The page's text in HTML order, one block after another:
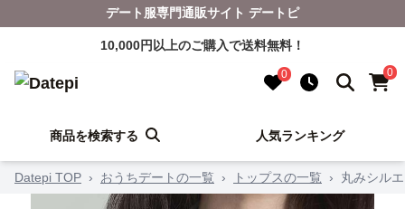
デート服専門通販サイト デートピ
10,000円以上のご購入で送料無料！
0 0
商品を検索する 人気ランキング
Datepi TOP › おうちデートの一覧 › トップスの一覧 › 丸みシル